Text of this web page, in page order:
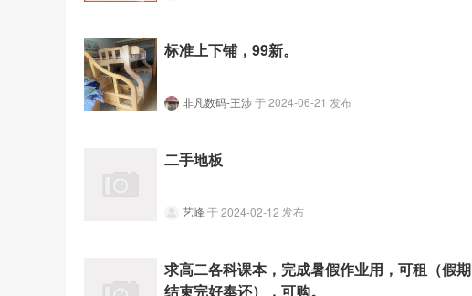
标准上下铺，99新。
非凡数码-王涉于 2024-06-21 发布
二手地板
艺峰于 2024-02-12 发布
求高二各科课本，完成暑假作业用，可租（假期
结束完好奉还），可购。